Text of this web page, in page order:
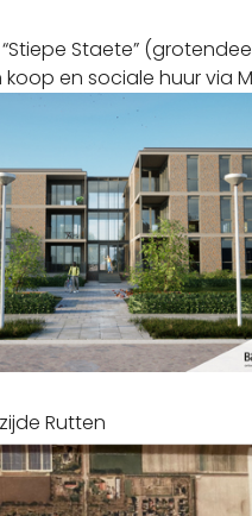
Staete”
en sociale huur via
Rutten